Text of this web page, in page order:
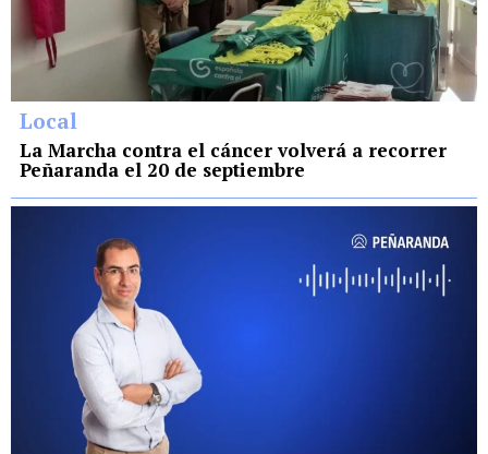
Local
La Marcha contra el cáncer volverá a recorrer
Peñaranda el 20 de septiembre